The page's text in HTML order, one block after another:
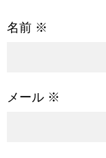
名前 ※
メール ※